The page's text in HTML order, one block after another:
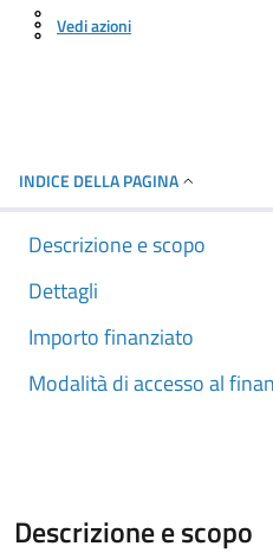
Vedi azioni
INDICE DELLA PAGINA
Descrizione e scopo
Dettagli
Importo finanziato
Modalità di accesso al
Descrizione e scopo